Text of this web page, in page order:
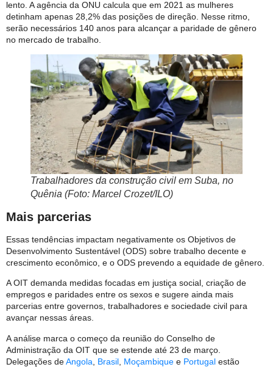
lento. A agência da ONU calcula que em 2021 as mulheres
detinham apenas 28,2% das posições de direção. Nesse ritmo,
serão necessários 140 anos para alcançar a paridade de gênero
no mercado de trabalho.
Trabalhadores da construção civil em Suba, no
Quênia (Foto: Marcel Crozet/ILO)
Mais parcerias
Essas tendências impactam negativamente os Objetivos de
Desenvolvimento Sustentável (ODS) sobre trabalho decente e
crescimento econômico, e o ODS prevendo a equidade de gênero.
A OIT demanda medidas focadas em justiça social, criação de
empregos e paridades entre os sexos e sugere ainda mais
parcerias entre governos, trabalhadores e sociedade civil para
avançar nessas áreas.
A análise marca o começo da reunião do Conselho de
Administração da OIT que se estende até 23 de março.
Delegações deAngola Brasil Moçambique e Portugal estão